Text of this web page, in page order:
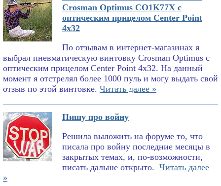
Crosman Optimus CO1K77X с
оптическим прицелом Center Point
4x32
По отзывам в интернет-магазинах я
выбрал пневматическую винтовку Crosman Optimus с
оптическим прицелом Center Point 4x32. На данный
момент я отстрелял более 1000 пуль и могу выдать свой
отзыв по этой винтовке. Читать далее »
Пишу про войну
Решила выложить на форуме то, что
писала про войну последние месяцы в
закрытых темах, и, по-возможности,
писать дальше открыто. Читать далее
»